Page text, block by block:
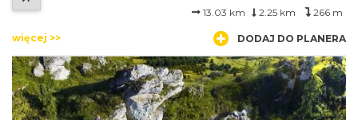
13.03 km
2.25 km 266 m
więcej >> DODAJ DO PLANERA